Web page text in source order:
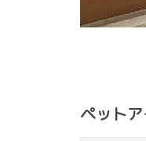
ペット